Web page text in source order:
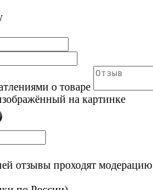
о товаре
на картинке
отзывы проходят модерацию